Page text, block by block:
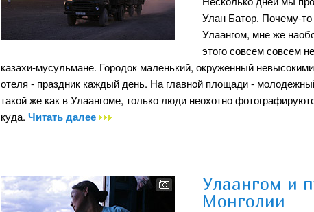
Улан Батор. Почему-
Улаангом, мне же
этого совсем совсем
казахи-мусульмане. Городок маленький, окруженный
отеля - праздник каждый день. На главной площади -
такой же как в Улаангоме, только люди неохотно
куда. Читать далее
Улаангом и
Монголии